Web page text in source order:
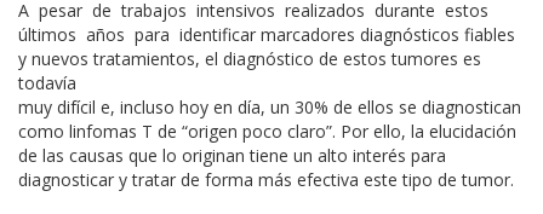
A pesar de trabajos intensivos realizados durante estos
últimos años para identificar marcadores diagnósticos fiables
y nuevos tratamientos, el diagnóstico de estos tumores es
todavía
muy difícil e, incluso hoy en día, un 30% de ellos se diagnostican
como linfomas T de “origen poco claro”. Por ello, la elucidación
de las causas que lo originan tiene un alto interés para
diagnosticar y tratar de forma más efectiva este tipo de tumor.